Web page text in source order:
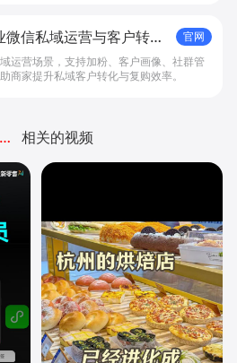
信私域运营与客户转化
赞
官网
运营场景，支持加粉、客户画像、社群管
商家提升私域客户转化与复购效率。
python可以做微信小程序开发吗 相关的视频